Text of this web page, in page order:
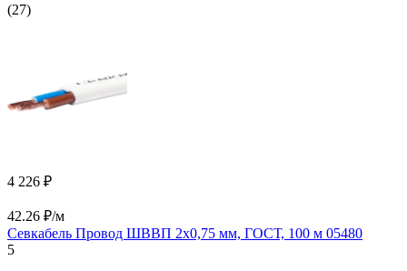
(27)
4 226 ₽
42.26 ₽/м
Севкабель Провод ШВВП 2х0,75 мм, ГОСТ, 100 м 05480
5